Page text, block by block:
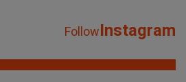
FollowInstagram